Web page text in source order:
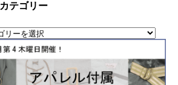
カテゴリー